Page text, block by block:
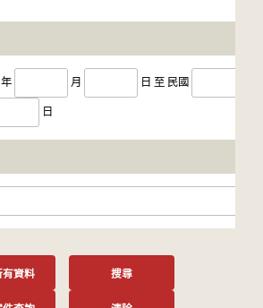
年 月 日 至 民國
日
有資料 搜尋